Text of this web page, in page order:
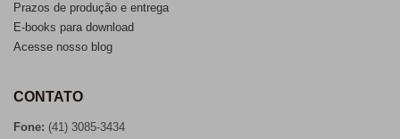
Prazos de produção e entrega
E-books para download
Acesse nosso blog
CONTATO
Fone: (41) 3085-3434